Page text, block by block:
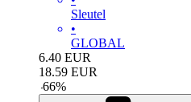
Sleutel
•
GLOBAL
6.40 EUR
18.59 EUR
-66%